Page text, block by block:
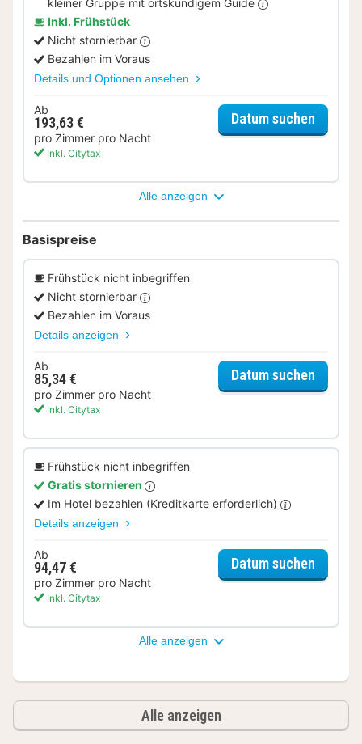
Inkl. Frühstück
Nicht stornierbar
Bezahlen im Voraus
Details und Optionen ansehen
Ab
193,63 €
pro Zimmer pro Nacht
Inkl. Citytax
Datum suchen
Alle anzeigen
Basispreise
Frühstück nicht inbegriffen
Nicht stornierbar
Bezahlen im Voraus
Details anzeigen
Ab
85,34 €
pro Zimmer pro Nacht
Inkl. Citytax
Datum suchen
Frühstück nicht inbegriffen
Gratis stornieren
Im Hotel bezahlen (Kreditkarte erforderlich)
Details anzeigen
Ab
94,47 €
pro Zimmer pro Nacht
Inkl. Citytax
Datum suchen
Alle anzeigen
Alle anzeigen